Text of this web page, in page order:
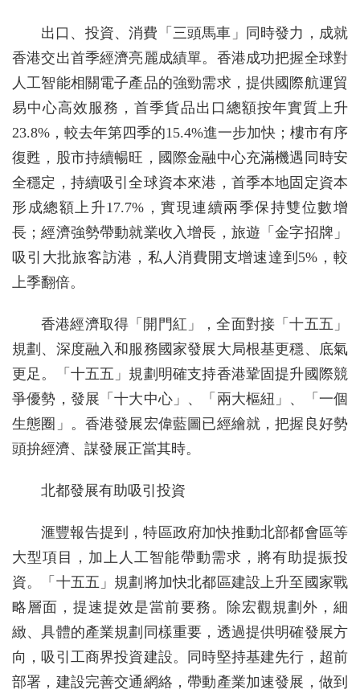
出口、投資、消費「三頭馬車」同時發力，成就
香港交出首季經濟亮麗成績單。香港成功把握全球對
人工智能相關電子產品的強勁需求，提供國際航運貿
易中心高效服務，首季貨品出口總額按年實質上升
23.8%，較去年第四季的15.4%進一步加快；樓市有序
復甦，股市持續暢旺，國際金融中心充滿機遇同時安
全穩定，持續吸引全球資本來港，首季本地固定資本
形成總額上升17.7%，實現連續兩季保持雙位數增
長；經濟強勢帶動就業收入增長，旅遊「金字招牌」
吸引大批旅客訪港，私人消費開支增速達到5%，較
上季翻倍。
香港經濟取得「開門紅」，全面對接「十五五」
規劃、深度融入和服務國家發展大局根基更穩、底氣
更足。「十五五」規劃明確支持香港鞏固提升國際競
爭優勢，發展「十大中心」、「兩大樞紐」、「一個
生態圈」。香港發展宏偉藍圖已經繪就，把握良好勢
頭拚經濟、謀發展正當其時。
北都發展有助吸引投資
滙豐報告提到，特區政府加快推動北部都會區等
大型項目，加上人工智能帶動需求，將有助提振投
資。「十五五」規劃將加快北都區建設上升至國家戰
略層面，提速提效是當前要務。除宏觀規劃外，細
緻、具體的產業規劃同樣重要，透過提供明確發展方
向，吸引工商界投資建設。同時堅持基建先行，超前
部署，建設完善交通網絡，帶動產業加速發展，做到